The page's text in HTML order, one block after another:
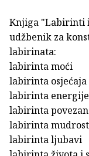
Knjiga "Labirinti
udžbenik za
labirinata:
labirinta moći
labirinta osjećaja
labirinta energije
labirinta
labirinta
labirinta ljubavi